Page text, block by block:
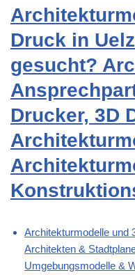
Druck in
gesucht?
Drucker, 3D
Architekturmodelle und
Architekten &
Umgebungsmodelle &